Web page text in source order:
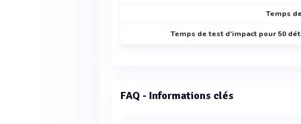
Temps
Temps de test d'impact pour 50
FAQ - Informations clés